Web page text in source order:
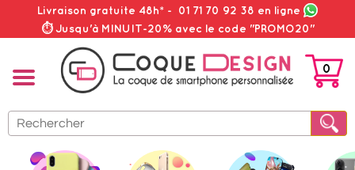
Livraison gratuite 48h* - 01 71 70 92 38 en ligne
⏱ Jusqu'à MINUIT-20% avec le code "PROMO20"
PANIER
0